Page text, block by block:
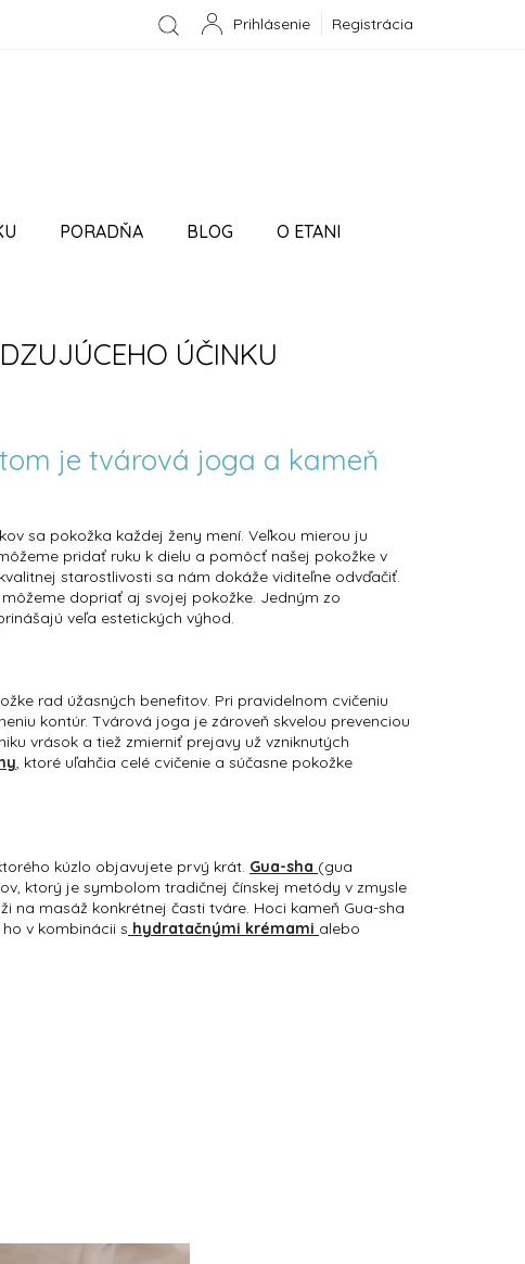
Registrácia
PORADŇA BLOG O ETANI
ÚČINKU
je tvárová joga a kameň
sa pokožka každej ženy mení. Veľkou mierou ju
pridať ruku k dielu a pomôcť našej pokožke v
starostlivosti sa nám dokáže viditeľne odvďačiť.
dopriať aj svojej pokožke. Jedným zo
veľa estetických výhod.
rad úžasných benefitov. Pri pravidelnom cvičeniu
kontúr. Tvárová joga je zároveň skvelou prevenciou
vrások a tiež zmierniť prejavy už vzniknutých
, ktoré uľahčia celé cvičenie a súčasne pokožke
kúzlo objavujete prvý krát. Gua-sha (gua
ktorý je symbolom tradičnej čínskej metódy v zmysle
masáž konkrétnej časti tváre. Hoci kameň Gua-sha
v kombinácii s hydratačnými krémami alebo